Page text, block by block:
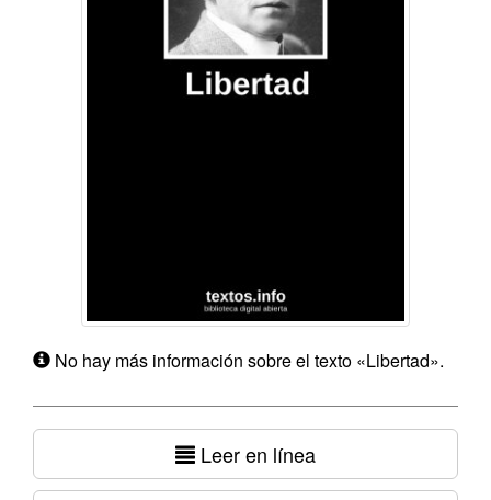
No hay más información sobre el texto «Libertad».
Leer en línea